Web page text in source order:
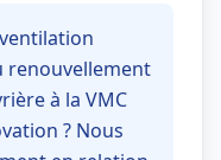
renouvellement
à la VMC
? Nous